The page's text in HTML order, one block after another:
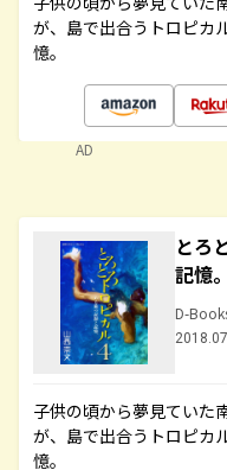
が、島で出合うトロピカ
憶。
AD
とろ
記憶
D-
子供の頃から夢見ていた
が、島で出合うトロピカ
憶。